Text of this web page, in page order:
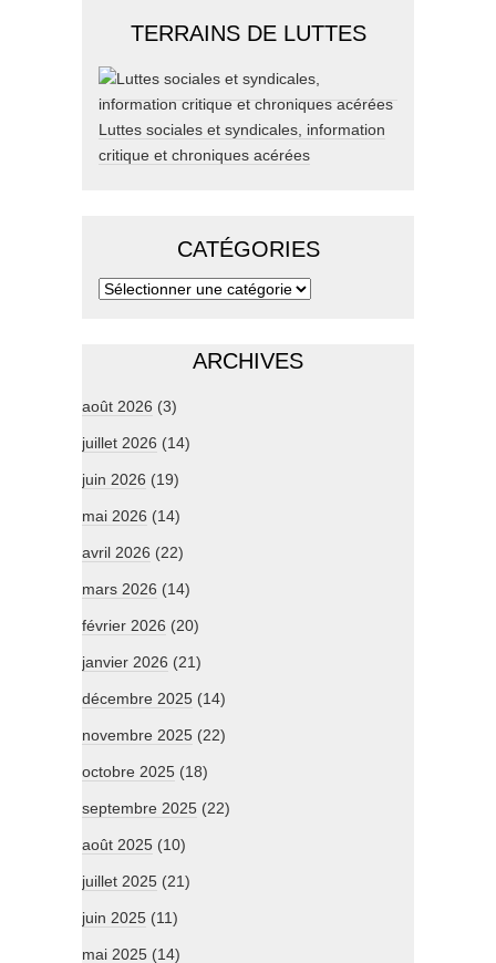
TERRAINS DE LUTTES
Luttes sociales et syndicales, information
critique et chroniques acérées
CATÉGORIES
ARCHIVES
août 2026 (3)
juillet 2026 (14)
juin 2026 (19)
mai 2026 (14)
avril 2026 (22)
mars 2026 (14)
février 2026 (20)
janvier 2026 (21)
décembre 2025 (14)
novembre 2025 (22)
octobre 2025 (18)
septembre 2025 (22)
août 2025 (10)
juillet 2025 (21)
juin 2025 (11)
mai 2025 (14)